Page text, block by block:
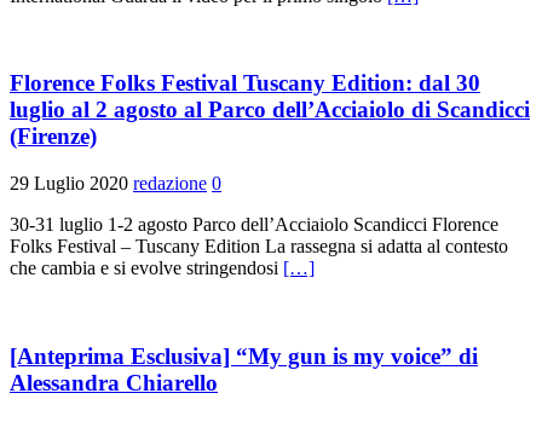
Florence Folks Festival Tuscany Edition: dal 30
luglio al 2 agosto al Parco dell’Acciaiolo di Scandicci
(Firenze)
29 Luglio 2020 redazione 0
30-31 luglio 1-2 agosto Parco dell’Acciaiolo Scandicci Florence
Folks Festival – Tuscany Edition La rassegna si adatta al contesto
che cambia e si evolve stringendosi […]
[Anteprima Esclusiva] “My gun is my voice” di
Alessandra Chiarello